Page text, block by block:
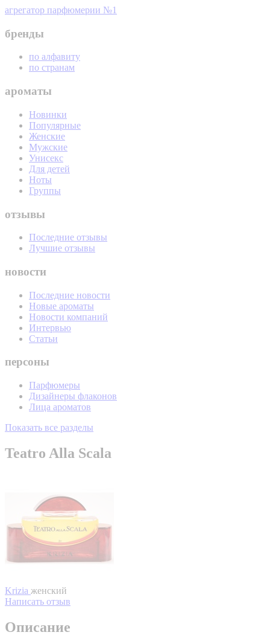
агрегатор парфюмерии №1
бренды
по алфавиту
по странам
ароматы
Новинки
Популярные
Женские
Мужские
Унисекс
Для детей
Ноты
Группы
отзывы
Последние отзывы
Лучшие отзывы
новости
Последние новости
Новые ароматы
Новости компаний
Интервью
Статьи
персоны
Парфюмеры
Дизайнеры флаконов
Лица ароматов
Показать все разделы
Teatro Alla Scala
Krizia женский
Написать отзыв
Описание